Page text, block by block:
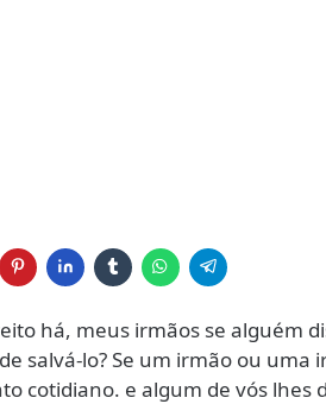
há, meus irmãos se alguém
salvá-lo? Se um irmão ou
cotidiano. e algum de vós lhes